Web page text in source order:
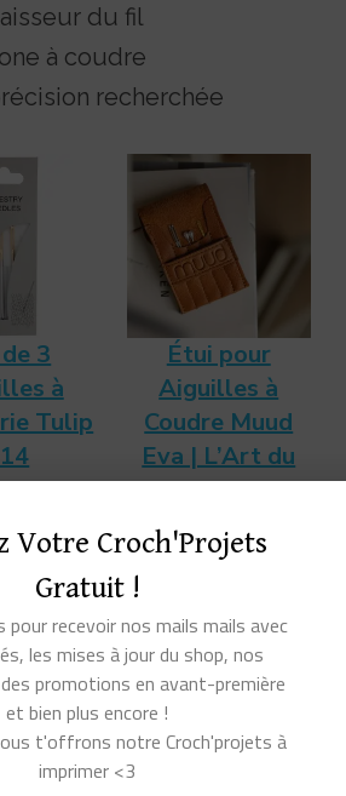
du fil
à coudre
recherchée
3
à
Tulip
suite
Étui pour
Aiguilles à
Coudre Muud
Eva | L’Art du
Rangement en
Cuir Véritable
le bon fil
finitions
Votre Croch'Projets
Gratuit !
pour recevoir nos mails mails avec
les mises à jour du shop, nos
promotions en avant-première
et bien plus encore !
t'offrons notre Croch'projets à
imprimer <3